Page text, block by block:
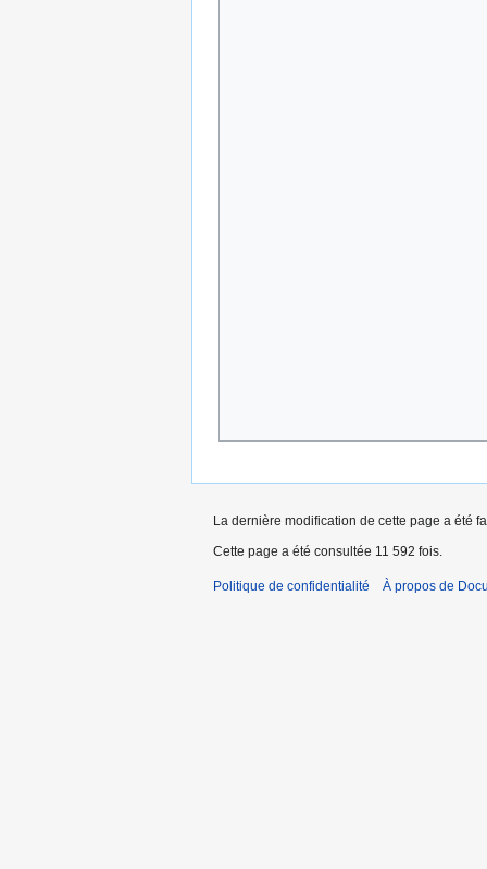
La dernière modification de cette page a été
Cette page a été consultée 11 592 fois.
Politique de confidentialité À propos de